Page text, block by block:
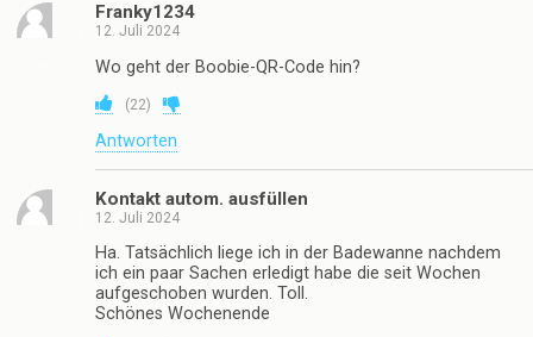
Franky1234
12. Juli 2024
Wo geht der Boobie-QR-Code hin?
(22)
Antworten
Kontakt autom. ausfüllen
12. Juli 2024
Ha. Tatsächlich liege ich in der Badewanne nachdem
ich ein paar Sachen erledigt habe die seit Wochen
aufgeschoben wurden. Toll.
Schönes Wochenende